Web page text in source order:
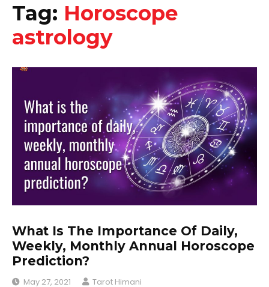
Tag: Horoscope
astrology
What Is The Importance Of Daily,
Weekly, Monthly Annual Horoscope
Prediction?
May 27, 2021 Tarot Himani